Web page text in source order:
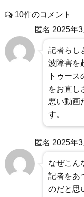
10件のコメント
匿名 2025年3
記者らし
波障害を
トゥー
をお直し
悪い動画
す。
匿名 2025年3
なぜこん
記者をあ
のだと思